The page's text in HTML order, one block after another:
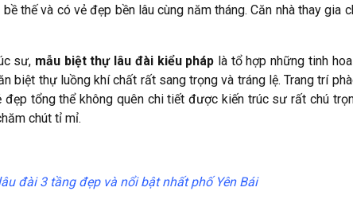
thế và có vẻ đẹp bền lâu cùng năm tháng. Căn nhà thay gia
sư, mẫu biệt thự lâu đài kiểu pháp là tổ hợp những tinh
biệt thự luồng khí chất rất sang trọng và tráng lệ. Trang trí
tổng thể không quên chi tiết được kiến trúc sư rất chú
chút tỉ mỉ.
đài 3 tầng đẹp và nổi bật nhất phố Yên Bái